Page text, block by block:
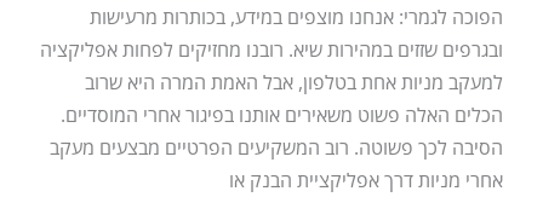
הפוכה לגמרי: אנחנו מוצפים במידע, בכותרות מרעישות
ובגרפים שזזים במהירות שיא. רובנו מחזיקים לפחות אפליקציה
למעקב מניות אחת בטלפון, אבל האמת המרה היא שרוב
הכלים האלה פשוט משאירים אותנו בפיגור אחרי המוסדיים.
הסיבה לכך פשוטה. רוב המשקיעים הפרטיים מבצעים מעקב
אחרי מניות דרך אפליקציית הבנק או